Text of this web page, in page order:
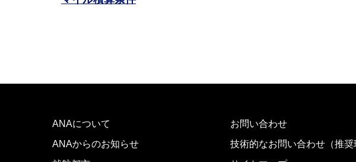
ANAについて
ANAからのお知らせ
お問い合わせ
技術的なお問い合わせ（推奨